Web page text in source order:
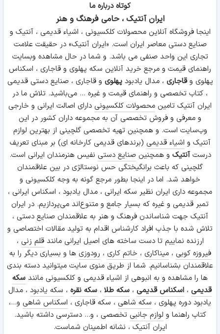
کوتاه درباره ما
ایران آنتیک ، حامی فرهنگ و هنر
اینجا فروشگاه آنلاین محصولات کلکسیونی ، اشیاء قدیمی ، آنتیک و
صنایع دستی معاصر ایران است. «ایران آنتیک» در حقیقت علامت
تجاری این واحد صنفی می باشد. و شما در حال مشاهده وبسایت
راهنمای قیمت و مرجع خرید آنلاین سکه پهلوی و قاجاری ، اسکناس
پهلوی وقاجاری ، مدال یادبودپهلوی و قاجاری ، صنایع دستی قدیمی
، کتاب تخصصی و راهنمای قیمت و غیره ... می‌باشید. تلاش ما در
ایران آنتیک تامین محصولات کلکسیونی دارای اصالت ایرانی و خارجی
و معرفی و فروش تخصصی آن به مجموعه داران کشور در این
وب‌سایت است. و همچنین تهیه تخصصی گلچینی از بهترین لوازم
آنتیک و اشیاء قدیمی (برندهای قدیمی کارخانه ای) بر مبنای تعریف
درستآنتیک و همچنینصنایع دستی نفیس هنرمندان ایرانی است.
گلچینی که باعث برانگیختگی حس نوستالژی در بین علاقمندان
خواهد شد. اما در اینجا بطور مرجع گونه به وجه کلکسیونی و
مجموعه داری ایران نظیر سکه ایرانی ، مدال یادبود ، اسکناس ایرانی ،
تمبر قدیمی و غیره که بسیار جامع و متنوع‌اند می‌پردازیم. در ایران
آنتیک جهت شناساندن فرهنگ و هنر به علاقمندان صنایع دستی ،
تلاش شده با جذب افراد کارشناس اقدام به تولید مقالات اختصاصی و
ارزنده نماییم تا دست ساخته های اصیل ایرانی مانندقلم زنی ،
فیروزه کوبی ،میناکاری ، خاتم کاری ، رودوزی ها و بسیاری دیگر را به
علاقمندان بشناسانیم. شما از طریق منوی سایت میتوانید دسته بندی
ها را مشاهده و به انبوهی از اشیاء قدیمی و کلکسیونی مانند سکه
قدیمی ، اسکناس قدیمی ، سکه طلا ، سکه نقره ، سکه یادبود ، مدال
یادبود دوره پهلوی ، سکه شاهی ، سکه قاجاری ، اسکناس شاهی و...،
کتاب راهنما و لوازم جانبی تخصصی ، و... دسترسی داشته باشید.
ایران آنتیک ، نشانه اطمینان شماست.